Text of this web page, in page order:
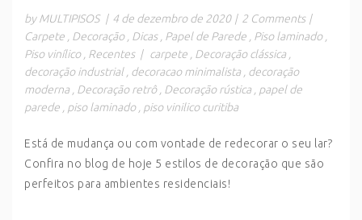
by MULTIPISOS | 4 de dezembro de 2020 | 2 Comments |
Carpete
Decoração Dicas Papel de Parede Piso laminado
Piso vinílico
Recentes | carpete Decoração clássica
decoração industrial
decoracao minimalista
decoração
moderna
Decoração retrô Decoração rústica
papel de
parede
piso laminado piso vinilico curitiba
Está de mudança ou com vontade de redecorar o seu lar?
Confira no blog de hoje 5 estilos de decoração que são
perfeitos para ambientes residenciais!